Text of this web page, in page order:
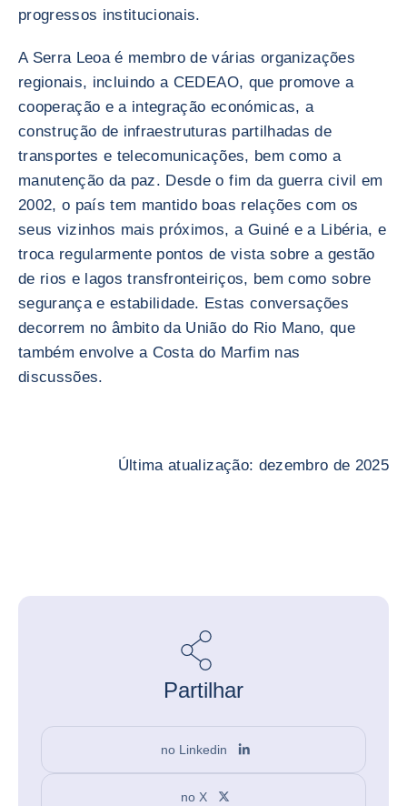
progressos institucionais.
A Serra Leoa é membro de várias organizações
regionais, incluindo a CEDEAO, que promove a
cooperação e a integração económicas, a
construção de infraestruturas partilhadas de
transportes e telecomunicações, bem como a
manutenção da paz. Desde o fim da guerra civil em
2002, o país tem mantido boas relações com os
seus vizinhos mais próximos, a Guiné e a Libéria, e
troca regularmente pontos de vista sobre a gestão
de rios e lagos transfronteiriços, bem como sobre
segurança e estabilidade. Estas conversações
decorrem no âmbito da União do Rio Mano, que
também envolve a Costa do Marfim nas
discussões.
Última atualização: dezembro de 2025
Partilhar
no Linkedin
no X